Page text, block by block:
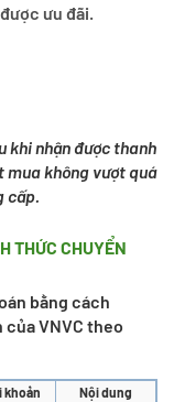
ưu đãi.
khi nhận được thanh
mua không vượt quá
cấp.
THỨC CHUYỂN
bằng cách
VNVC theo
khoản
Nội dung